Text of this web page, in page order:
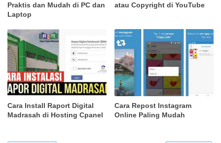
Praktis dan Mudah di PC dan
Laptop
atau Copyright di YouTube
Cara Install Raport Digital
Madrasah di Hosting Cpanel
Cara Repost Instagram
Online Paling Mudah